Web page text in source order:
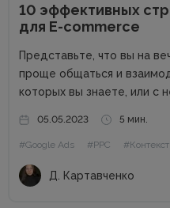
10 эффективных
для E-commerce
Представьте, что вы на
проще общаться и
которых вы знаете, или с
ситуация и с вашими
с...
05.05.2023 5 мин.
#Google Ads #PPC
Д. Картавченко